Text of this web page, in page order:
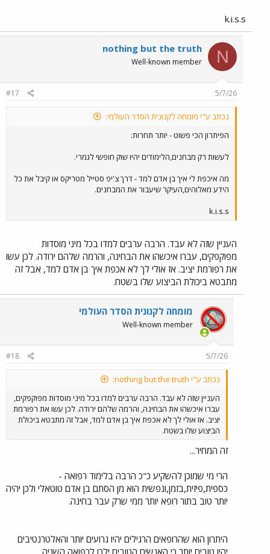
k.i.s.s
N
nothing but the truth
Well-known member
5/7/26
#17
נכתב ע"י מומחה לקנונית הסדר העולמי:
הפיתרון הכי פשוט - יותר תחרות:
לעשות רק מבחנים,הלימודים יהיו שוק חופשי לגמרי.
מה איכפת לי איך בן אדם למד - דרך צ'יפ סטייל מטריקס או קיבל את כל
הידע מאלוהים,העיקר שיעבור את המבחנים.
k.i.s.s
העניין שזה לא עבד. הרבה ערבים למדו בכל מיני מוסדות
מפוקפקים, עברו איכשהו את הבחינה, והרמה שלהם ירודה. לכן עשו
את רפורמת יציב. אז אולי לך לא אכפת איך בן אדם למד, אבל זה
מתבטא ביכולת הביצוע שלו בשטח.
מומחה לקנונית הסדר העולמי
Well-known member
5/7/26
#18
נכתב ע"י nothing but the truth:
העניין שזה לא עבד. הרבה ערבים למדו בכל מיני מוסדות מפוקפקים,
עברו איכשהו את הבחינה, והרמה שלהם ירודה. לכן עשו את רפורמת
יציב. אז אולי לך לא אכפת איך בן אדם למד, אבל זה מתבטא ביכולת
הביצוע שלו בשטח.
זה המחיר...
הרי מי שמוכן להשקיע כ"כ הרבה בלימוד רפואה -
כספית,פיזית,בזמן,ונפשית הוא מן הסתם בן אדם טוטאלי ולכן יהיה
יותר טוב בתור רופא יותר ממי שרק עבר בחינה.
היתרון הוא שהרופאים הרגילים יהיו גרועים יותר והאלטרנטיבים
יהיו טובים יותר כי האנשים הטובים ילכו לרפואה השניה.